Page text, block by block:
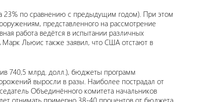
23% по сравнению с предыдущим годом). При этом
представленного на рассмотрение
работа ведётся в испытании различных
Льюис также заявил, что США отстают в
740,5 млрд. долл.), бюджеты программ
выросли в разы. Наиболее пострадал от
Объединённого комитета начальников
отнимать примерно 38-40 процентов от бюджета